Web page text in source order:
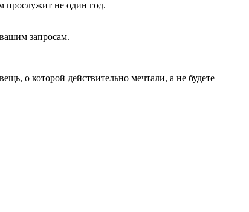
прослужит не один год.
запросам.
о которой действительно мечтали, а не будете